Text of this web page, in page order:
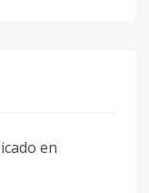
en